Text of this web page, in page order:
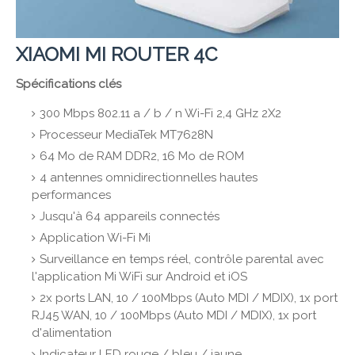
XIAOMI MI ROUTER 4C
Spécifications clés
300 Mbps 802.11 a / b / n Wi-Fi 2,4 GHz 2X2
Processeur MediaTek MT7628N
64 Mo de RAM DDR2, 16 Mo de ROM
4 antennes omnidirectionnelles hautes
performances
Jusqu'à 64 appareils connectés
Application Wi-Fi Mi
Surveillance en temps réel, contrôle parental avec
l'application Mi WiFi sur Android et iOS
2x ports LAN, 10 / 100Mbps (Auto MDI / MDIX), 1x port
RJ45 WAN, 10 / 100Mbps (Auto MDI / MDIX), 1x port
d'alimentation